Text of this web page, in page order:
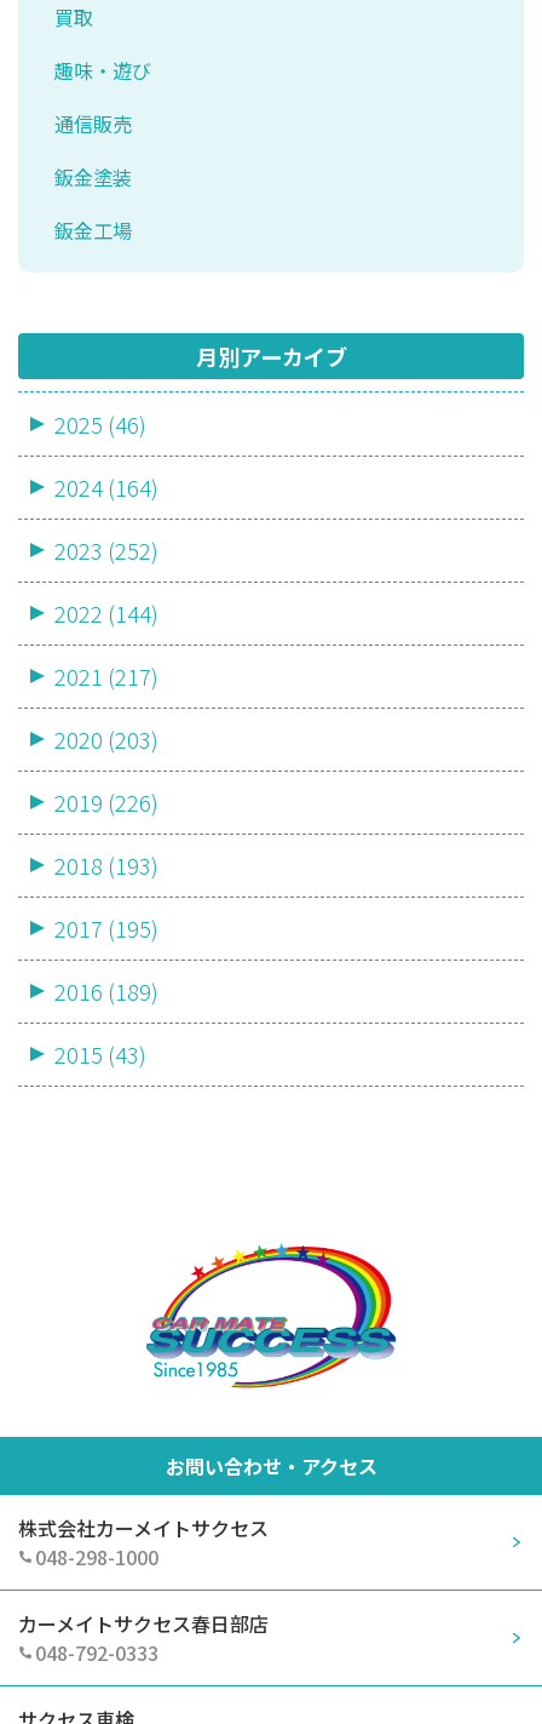
買取
趣味・遊び
通信販売
鈑金塗装
鈑金工場
月別アーカイブ
2025 (46)
2024 (164)
2023 (252)
2022 (144)
2021 (217)
2020 (203)
2019 (226)
2018 (193)
2017 (195)
2016 (189)
2015 (43)
お問い合わせ・アクセス
株式会社カーメイトサクセス
048-298-1000
カーメイトサクセス春日部店
048-792-0333